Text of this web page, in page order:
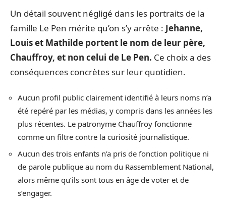
Un détail souvent négligé dans les portraits de la
famille Le Pen mérite qu’on s’y arrête : Jehanne,
Louis et Mathilde portent le nom de leur père,
Chauffroy, et non celui de Le Pen. Ce choix a des
conséquences concrètes sur leur quotidien.
Aucun profil public clairement identifié à leurs noms n’a
été repéré par les médias, y compris dans les années les
plus récentes. Le patronyme Chauffroy fonctionne
comme un filtre contre la curiosité journalistique.
Aucun des trois enfants n’a pris de fonction politique ni
de parole publique au nom du Rassemblement National,
alors même qu’ils sont tous en âge de voter et de
s’engager.